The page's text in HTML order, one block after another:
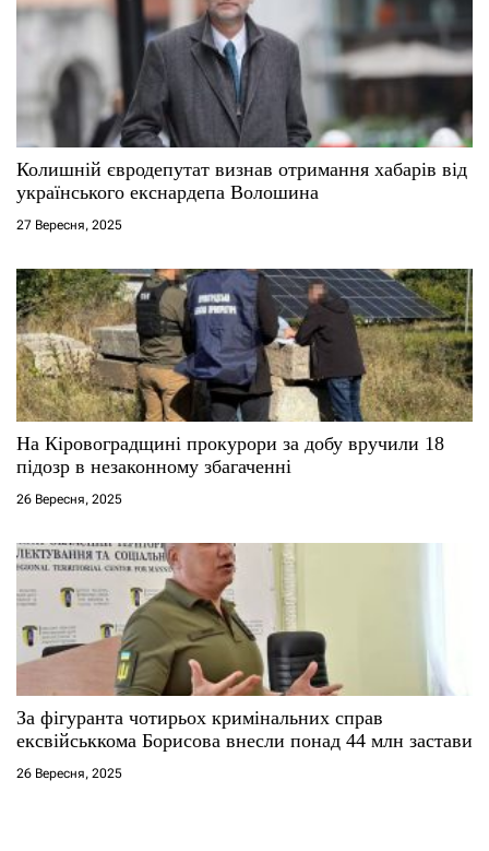
п
с
і
в
Колишній євродепутат визнав отримання хабарів від
українського екснардепа Волошина
27 Вересня, 2025
На Кіровоградщині прокурори за добу вручили 18
підозр в незаконному збагаченні
26 Вересня, 2025
За фігуранта чотирьох кримінальних справ
ексвійськкома Борисова внесли понад 44 млн застави
26 Вересня, 2025